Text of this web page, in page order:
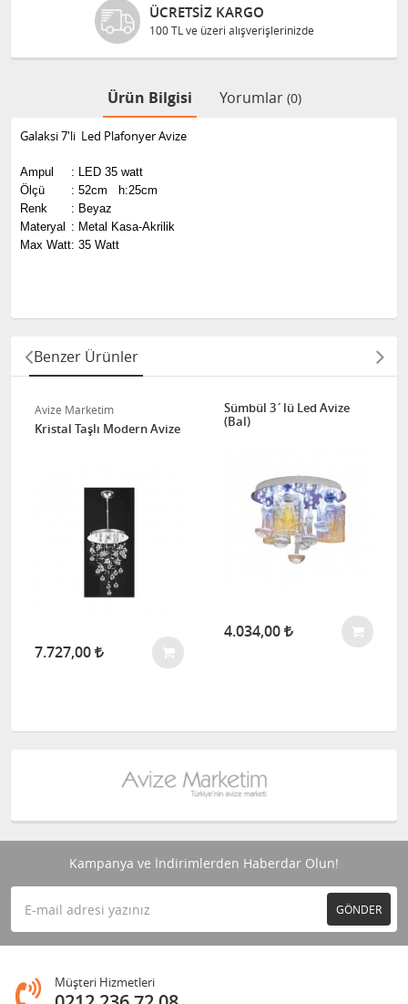
ÜCRETSIZ KARGO
100 TL ve üzeri alışverişlerinizde
Ürün Bilgisi Yorumlar (0)
Galaksi 7'li Led Plafonyer Avize
Ampul : LED 35 watt
Ölçü
: 52cm h:25cm
Renk
: Beyaz
Materyal : Metal Kasa-Akrilik
Max Watt: 35 Watt
Benzer Ürünler
Avize Marketim
Kristal Taşlı Modern Avize
7.727,00
Sümbül 3´lü Led Avize
(Bal)
4.034,00
Kampanya ve İndirimlerden Haberdar Olun!
GÖNDER
Müşteri Hizmetleri